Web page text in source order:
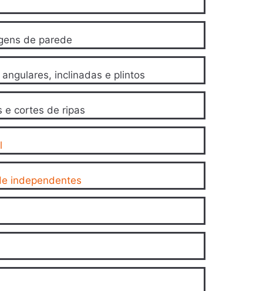
de parede
inclinadas e plintos
e cortes de ripas
independentes